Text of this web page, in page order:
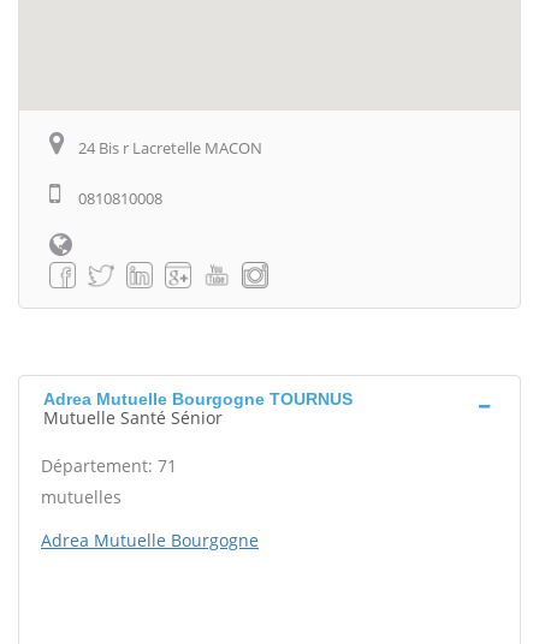
24 Bis r Lacretelle MACON
0810810008
Adrea Mutuelle Bourgogne TOURNUS
Mutuelle Santé Sénior
Département: 71
mutuelles
Adrea Mutuelle Bourgogne